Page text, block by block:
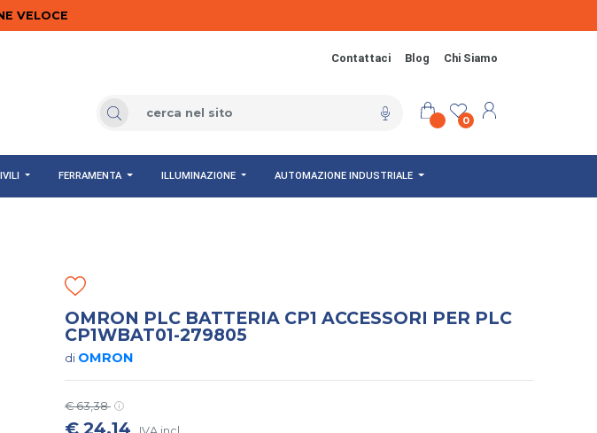
VELOCE
Contattaci Blog Chi Siamo
0
FERRAMENTA ILLUMINAZIONE AUTOMAZIONE INDUSTRIALE
OMRON PLC BATTERIA CP1 ACCESSORI PER PLC
CP1WBAT01-279805
di OMRON
€ 63,38
€ 24,14